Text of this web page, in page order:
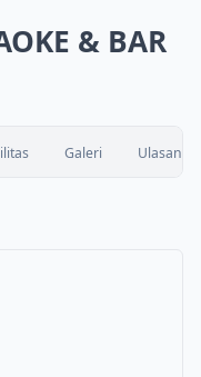
& BAR
Galeri Ulasan